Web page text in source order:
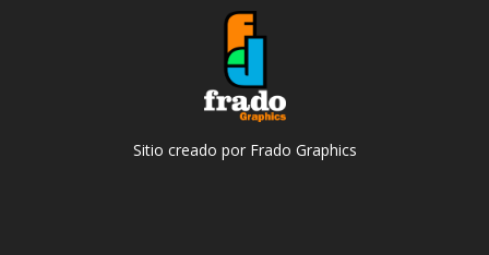
Sitio creado por Frado Graphics